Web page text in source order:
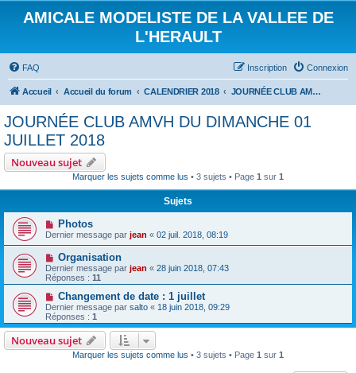
AMICALE MODELISTE DE LA VALLEE DE
L'HERAULT
FAQ Connexion
Inscription
Accueil Accueil du forum CALENDRIER 2018 JOURNÉE CLUB AMVH DU DIMANCHE 01 JUILLET 2018
JOURNÉE CLUB AMVH DU DIMANCHE 01
JUILLET 2018
Nouveau sujet
Marquer les sujets comme lus • 3 sujets • Page 1 sur 1
Sujets
Photos
Dernier message par jean « 02 juil. 2018, 08:19
Organisation
Dernier message par jean « 28 juin 2018, 07:43
Réponses : 11
Changement de date : 1 juillet
Dernier message par salto « 18 juin 2018, 09:29
Réponses : 1
Nouveau sujet
Marquer les sujets comme lus • 3 sujets • Page 1 sur 1